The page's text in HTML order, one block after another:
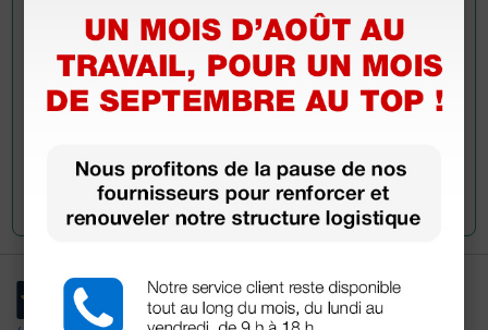
Envoyez votre question